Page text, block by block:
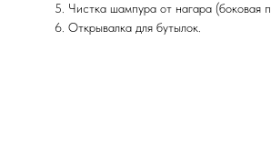
5. Чистка шампура от нагара (боковая
6. Открывалка для бутылок.